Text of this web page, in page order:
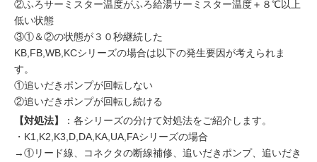
②ふろサーミスター温度がふろ給湯サーミスター温度＋８℃以上
低い状態
③①＆②の状態が３０秒継続した
KB,FB,WB,KCシリーズの場合は以下の発生要因が考えられま
す。
①追いだきポンプが回転しない
②追いだきポンプが回転し続ける
【対処法】
：各シリーズの分けて対処法をご紹介します。
・K1,K2,K3,D,DA,KA,UA,FAシリーズの場合
→①リード線、コネクタの断線補修、追いだきポンプ、追いだき